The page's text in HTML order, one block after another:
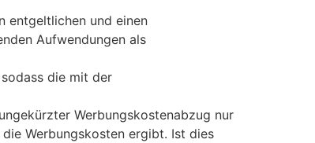
entgeltlichen und einen
Aufwendungen als
die mit der
Werbungskostenabzug nur
Werbungskosten ergibt. Ist dies